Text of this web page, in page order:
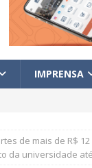
IMPRENSA
de mais de R$
da universidade